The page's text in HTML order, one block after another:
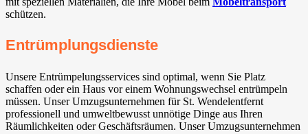
schützen.
Entrümplungsdienste
Unsere Entrümpelungsservices sind optimal, wenn Sie Platz
schaffen oder ein Haus vor einem Wohnungswechsel entrümpeln
müssen. Unser Umzugsunternehmen für St. Wendelentfernt
professionell und umweltbewusst unnötige Dinge aus Ihren
Räumlichkeiten oder Geschäftsräumen. Unser Umzugsunternehmen